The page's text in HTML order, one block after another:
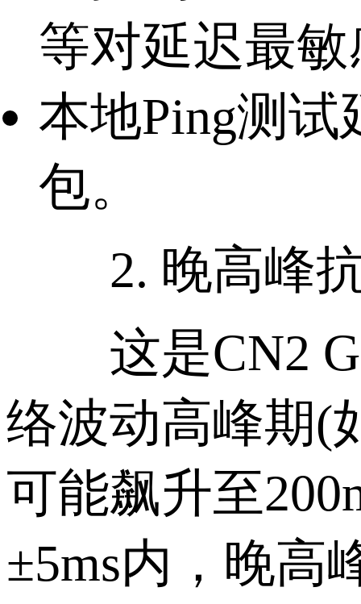
等对延迟最
本地Ping测
包。
2. 晚高峰抗
这是CN2
络波动高峰期(
可能飙升至
±5ms内，晚高